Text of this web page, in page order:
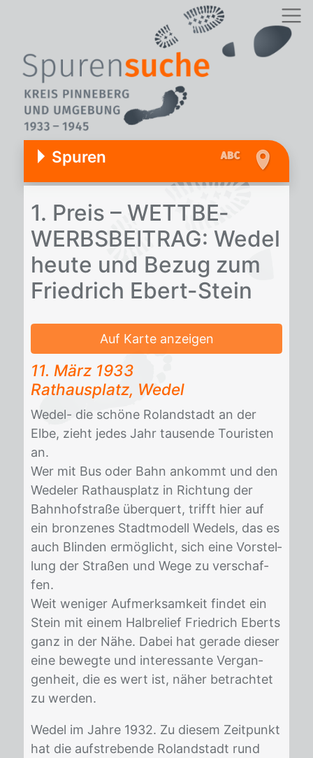
Spuren
1. Preis – WETT­BE­
WERBS­BEI­TRAG: We­del
heu­te und Be­zug zum
Fried­rich Ebert-Stein
Auf Karte anzeigen
11. März 1933
Rat­haus­platz, We­del
We­del- die schö­ne Ro­land­stadt an der
Elbe, zieht je­des Jahr tau­sen­de Tou­ris­ten
an.
Wer mit Bus oder Bahn an­kommt und den
We­de­ler Rat­haus­platz in Rich­tung der
Bahn­hof­stra­ße über­quert, trifft hier auf
ein bron­ze­nes Stadt­mo­dell We­dels, das es
auch Blin­den er­mög­licht, sich eine Vor­stel­
lung der Stra­ßen und Wege zu ver­schaf­
fen.
Weit we­ni­ger Auf­merk­sam­keit fin­det ein
Stein mit ei­nem Halb­re­lief Fried­rich Eberts
ganz in der Nähe. Da­bei hat ge­ra­de die­ser
eine be­weg­te und in­ter­es­san­te Ver­gan­
gen­heit, die es wert ist, nä­her be­trach­tet
zu wer­den.
We­del im Jah­re 1932. Zu die­sem Zeit­punkt
hat die auf­stre­ben­de Ro­land­stadt rund